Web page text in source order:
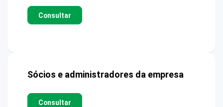
Consultar
Sócios e administradores da empresa
Consultar